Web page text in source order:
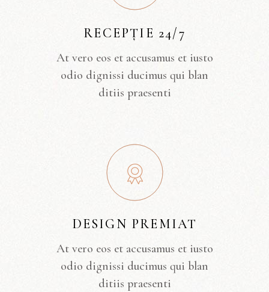
RECEPȚIE 24/7
At vero eos et accusamus et iusto
odio dignissi ducimus qui blan
ditiis praesenti
DESIGN PREMIAT
At vero eos et accusamus et iusto
odio dignissi ducimus qui blan
ditiis praesenti